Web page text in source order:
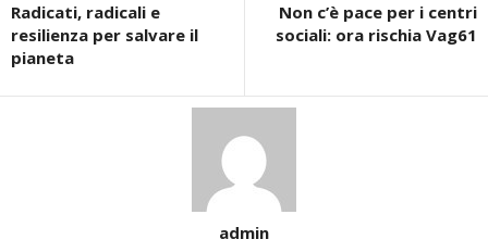
Radicati, radicali e
resilienza per salvare il
pianeta
Non c’è pace per i centri
sociali: ora rischia Vag61
admin